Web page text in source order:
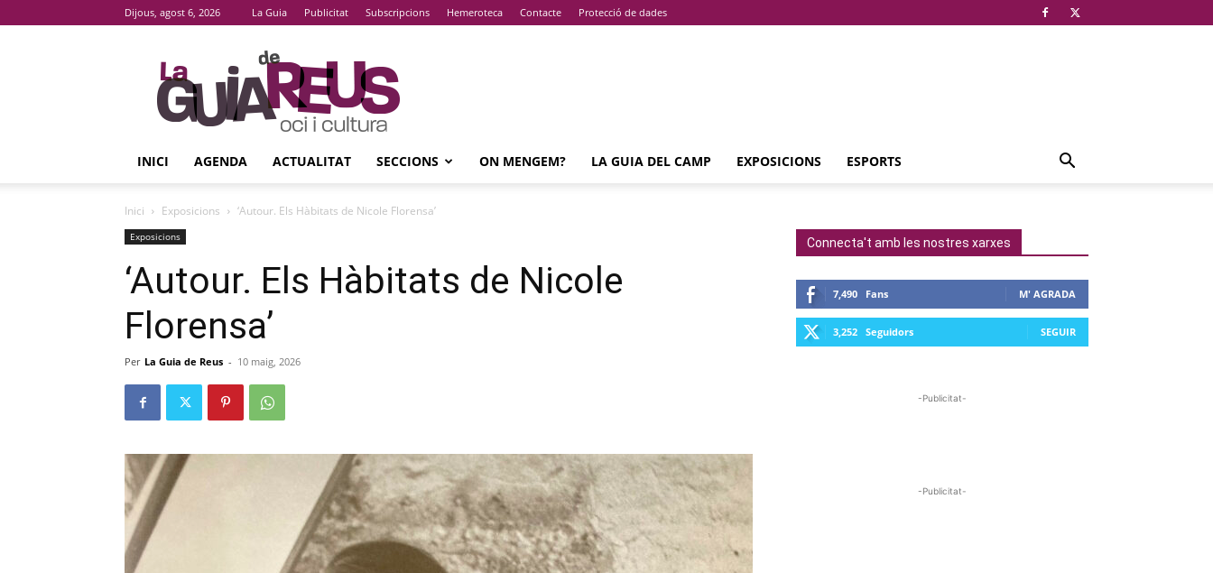
Dijous, agost 6, 2026 La Guia Publicitat Subscripcions Hemeroteca Contacte Protecció de dades
La
Guia
De
Reus
INICI AGENDA ACTUALITAT SECCIONS ON MENGEM? LA GUIA DEL CAMP EXPOSICIONS ESPORTS
Inici Exposicions ‘Autour. Els Hàbitats de Nicole Florensa’
Exposicions
‘Autour. Els Hàbitats de Nicole
Florensa’
Per La Guia de Reus - 10 maig, 2026
Connecta't amb les nostres xarxes
7,490 Fans M' AGRADA
3,252 Seguidors SEGUIR
-Publicitat-
-Publicitat-